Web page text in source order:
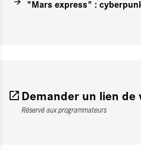
"Mars express" :
Demander un lien de
Réservé aux programmateurs